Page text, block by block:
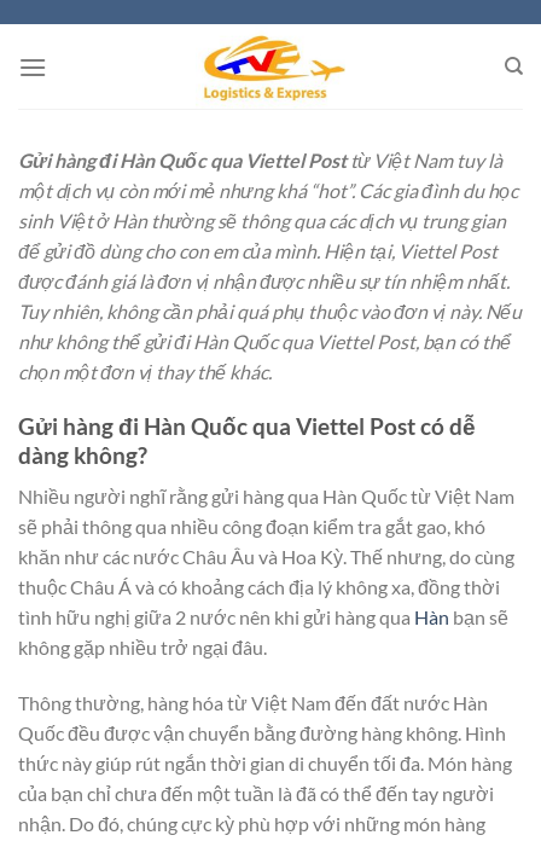
content
Gửi hàng đi Hàn Quốc qua Viettel Posttừ Việt Nam tuy là
một dịch vụ còn mới mẻ nhưng khá “hot”. Các gia đình du học
sinh Việt ở Hàn thường sẽ thông qua các dịch vụ trung gian
để gửi đồ dùng cho con em của mình. Hiện tại, Viettel Post
được đánh giá là đơn vị nhận được nhiều sự tín nhiệm nhất.
Tuy nhiên, không cần phải quá phụ thuộc vào đơn vị này. Nếu
như không thể gửi đi Hàn Quốc qua Viettel Post, bạn có thể
chọn một đơn vị thay thế khác.
Gửi hàng đi Hàn Quốc qua Viettel Post có dễ
dàng không?
Nhiều người nghĩ rằng gửi hàng qua Hàn Quốc từ Việt Nam
sẽ phải thông qua nhiều công đoạn kiểm tra gắt gao, khó
khăn như các nước Châu Âu và Hoa Kỳ. Thế nhưng, do cùng
thuộc Châu Á và có khoảng cách địa lý không xa, đồng thời
tình hữu nghị giữa 2 nước nên khi gửi hàng qua Hàn bạn sẽ
không gặp nhiều trở ngại đâu.
Thông thường, hàng hóa từ Việt Nam đến đất nước Hàn
Quốc đều được vận chuyển bằng đường hàng không. Hình
thức này giúp rút ngắn thời gian di chuyển tối đa. Món hàng
của bạn chỉ chưa đến một tuần là đã có thể đến tay người
nhận. Do đó, chúng cực kỳ phù hợp với những món hàng